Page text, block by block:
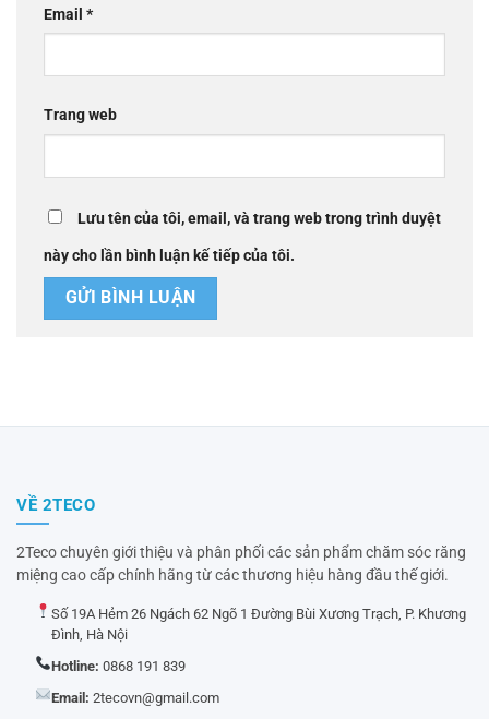
Email *
Trang web
Lưu tên của tôi, email, và trang web trong trình duyệt
này cho lần bình luận kế tiếp của tôi.
VỀ 2TECO
2Teco chuyên giới thiệu và phân phối các sản phẩm chăm sóc răng
miệng cao cấp chính hãng từ các thương hiệu hàng đầu thế giới.
Số 19A Hẻm 26 Ngách 62 Ngõ 1 Đường Bùi Xương Trạch, P. Khương
Đình, Hà Nội
Hotline: 0868 191 839
Email: 2tecovn@gmail.com